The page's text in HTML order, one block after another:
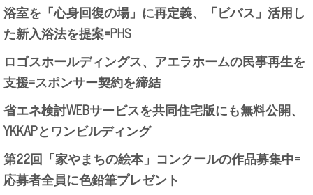
浴室を「心身回復の場」に再定義、「ビバス」活用し
た新入浴法を提案=PHS
ロゴスホールディングス、アエラホームの民事再生を
支援=スポンサー契約を締結
省エネ検討WEBサービスを共同住宅版にも無料公開、
YKKAPとワンビルディング
第22回「家やまちの絵本」コンクールの作品募集中=
応募者全員に色鉛筆プレゼント